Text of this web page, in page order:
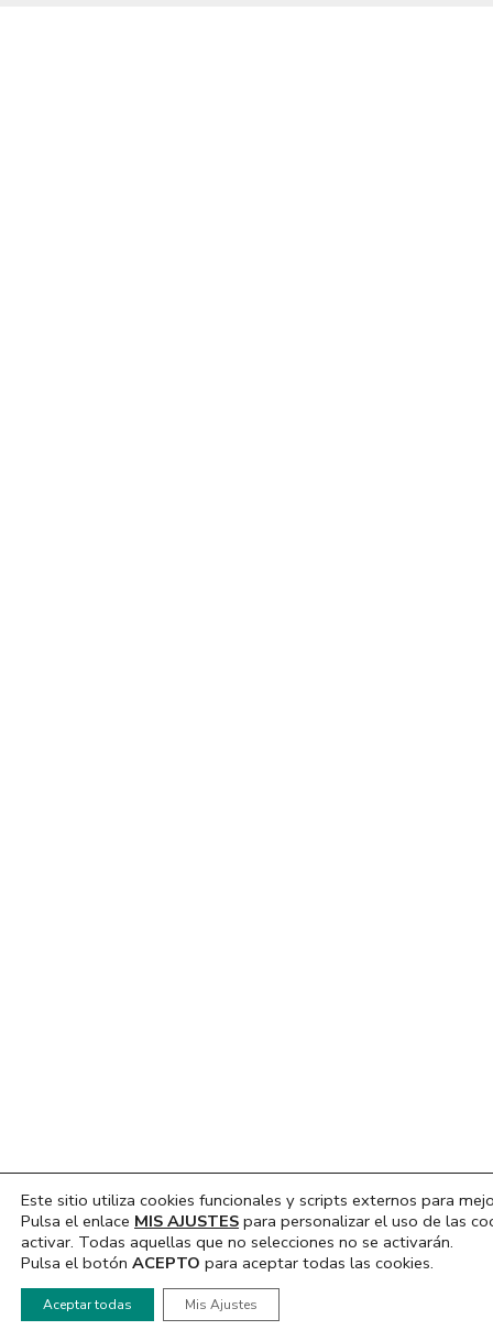
Este sitio utiliza cookies funcionales y scripts externos para
Pulsa el enlace MIS AJUSTES para personalizar el uso de las
activar. Todas aquellas que no selecciones no se activarán.
Pulsa el botón ACEPTO para aceptar todas las cookies.
Aceptar todas Mis Ajustes
Hola, ¿En que podemos ayudarte?